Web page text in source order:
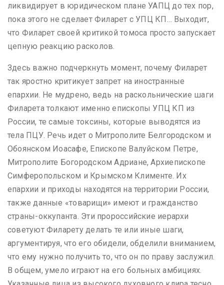
ликвидирует в юридическом плане УАПЦ до тех пор,
пока этого не сделает Филарет с УПЦ КП… Выходит,
что Филарет своей критикой томоса просто запускает
цепную реакцию расколов.
Здесь важно подчеркнуть момент, почему Филарет
так яростно критикует запрет на иностранные
епархии. Не мудрено, ведь на раскольнические шаги
Филарета толкают именно епископы УПЦ КП из
России, те самые токсины, которые выводятся из
тела ПЦУ. Речь идет о Митрополите Белгородском и
Обоянском Иоасафе, Епископе Валуйском Петре,
Митрополите Богородском Адриане, Архиепископе
Симферопольском и Крымском Клименте. Их
епархии и приходы находятся на территории России,
также данные «товарищи» имеют и гражданство
страны-оккупанта. Эти пророссийские иерархи
советуют Филарету делать те или иные шаги,
аргументируя, что его обидели, обделили вниманием,
что ему нужно получить то, что он по праву заслужил.
В общем, умело играют на его больных амбициях.